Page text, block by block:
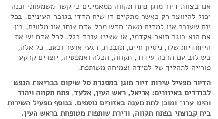
אנו בצוות דיור מוגן פתח תקווה ממאמינים כי קשר משמעותי וכנה
יכול להיווצר רק כאשר מתקיים דו שיח הדדי בגובה העיניים. בכל
יום שעובר אנו למדים משהו חדש מכל אדם אותו אנו מלווים, בין
אם הוא בוגר תואר אקדמי, או שאינו עובד כלל. לכל אדם יש את
הייחודיות שלו, ניסיון חיים, תובנות, רגעי אושר וכאב. כל אלה,
בשילוב עם הרבה עידוד, תקווה, הכלה ואמפטיה, יוצרים קרקע
פורייה לתהליך של למידה וצמיחה משותפת.
הדיור מפעיל שירות דיור מוגן במסגרת סל שיקום בבריאות הנפש
לבודדים באיזורים: אריאל, ראש העין, אלעד, פתח תקווה ויהוד
והינו ערוך ומוכן לתת מענה באזורים נוספים. בנוסף מפעיל השירות
בית קבוצתי בפתח תקווה, ודירת שותפות מטופחת בראש העין.